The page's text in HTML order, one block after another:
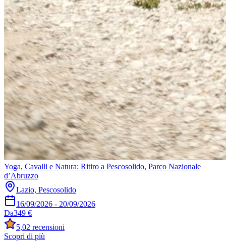
Yoga, Cavalli e Natura: Ritiro a Pescosolido, Parco Nazionale
d’Abruzzo
Lazio, Pescosolido
16/09/2026 - 20/09/2026
Da349 €
5,02 recensioni
Scopri di più